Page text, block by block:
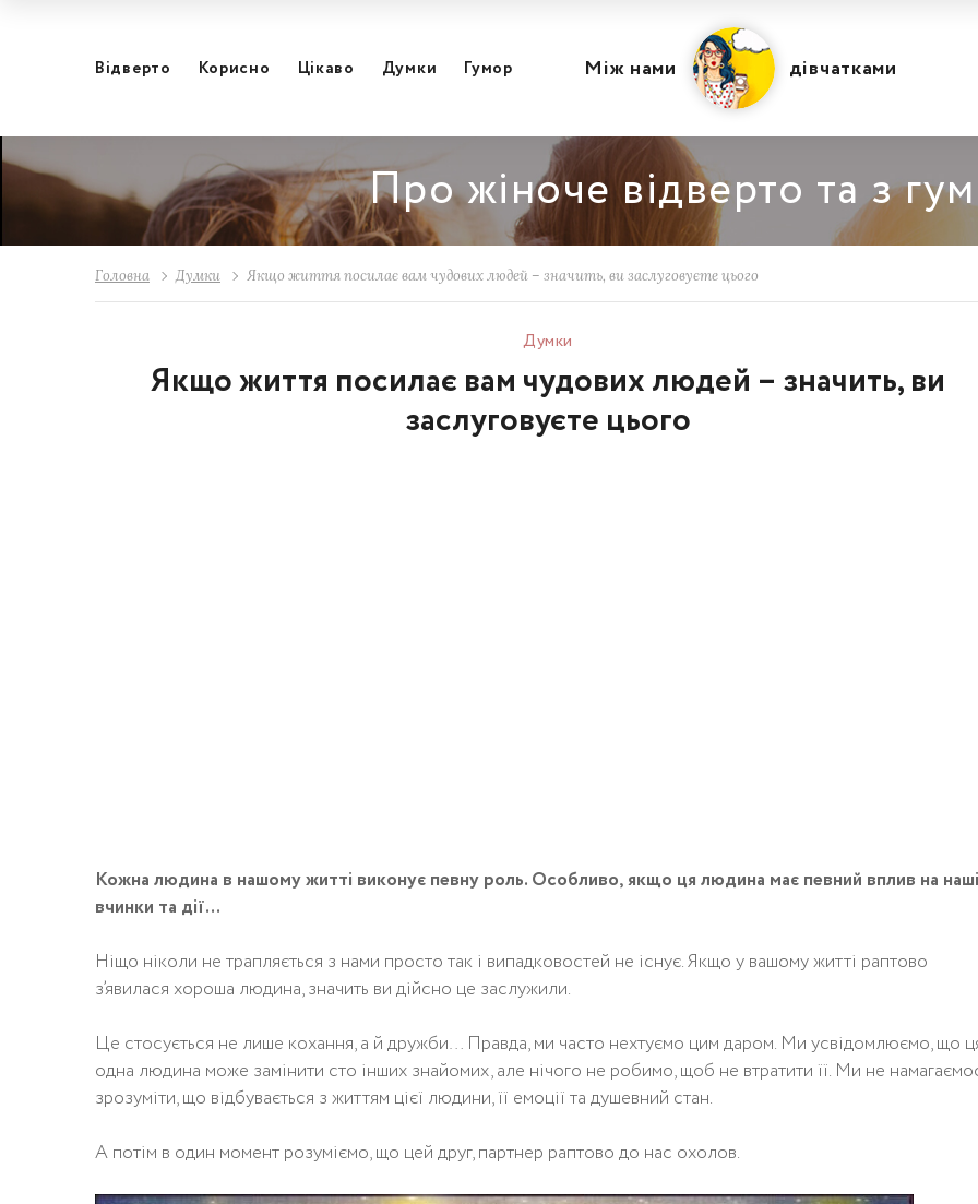
Відвертo Корисно Цікаво Думки Гумор Між нами дівчатками
Про жіноче відверто та з
Головна Думки Якщо життя посилає вам чудових людей – значить, ви заслуговуєте цього
Думки
Якщо життя посилає вам чудових людей – значить, ви
заслуговуєте цього
Кожна людина в нашому житті виконує певну роль. Особливо, якщо ця людина має певний вплив на наші
вчинки та дії…
Ніщо ніколи не трапляється з нами просто так і випадковостей не існує. Якщо у вашому житті раптово
з’явилася хороша людина, значить ви дійсно це заслужили.
Це стосується не лише кохання, а й дружби… Правда, ми часто нехтуємо цим даром. Ми усвідомлюємо, що
одна людина може замінити сто інших знайомих, але нічого не робимо, щоб не втратити її. Ми не
зрозуміти, що відбувається з життям цієї людини, її емоції та душевний стан.
А потім в один момент розуміємо, що цей друг, партнер раптово до нас охолов.